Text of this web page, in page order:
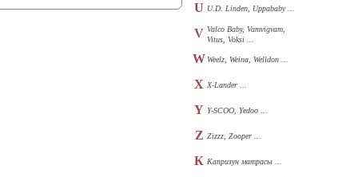
U U.D. Linden, Uppababy ...
V Valco Baby, Vamvigvam,
Vitus, Voksi ...
WWeelz, Weina, Welldon ...
X X-Lander ...
Y Y-SCOO, Yedoo ...
Z Zizzz, Zooper ...
К Капризун матрасы ...